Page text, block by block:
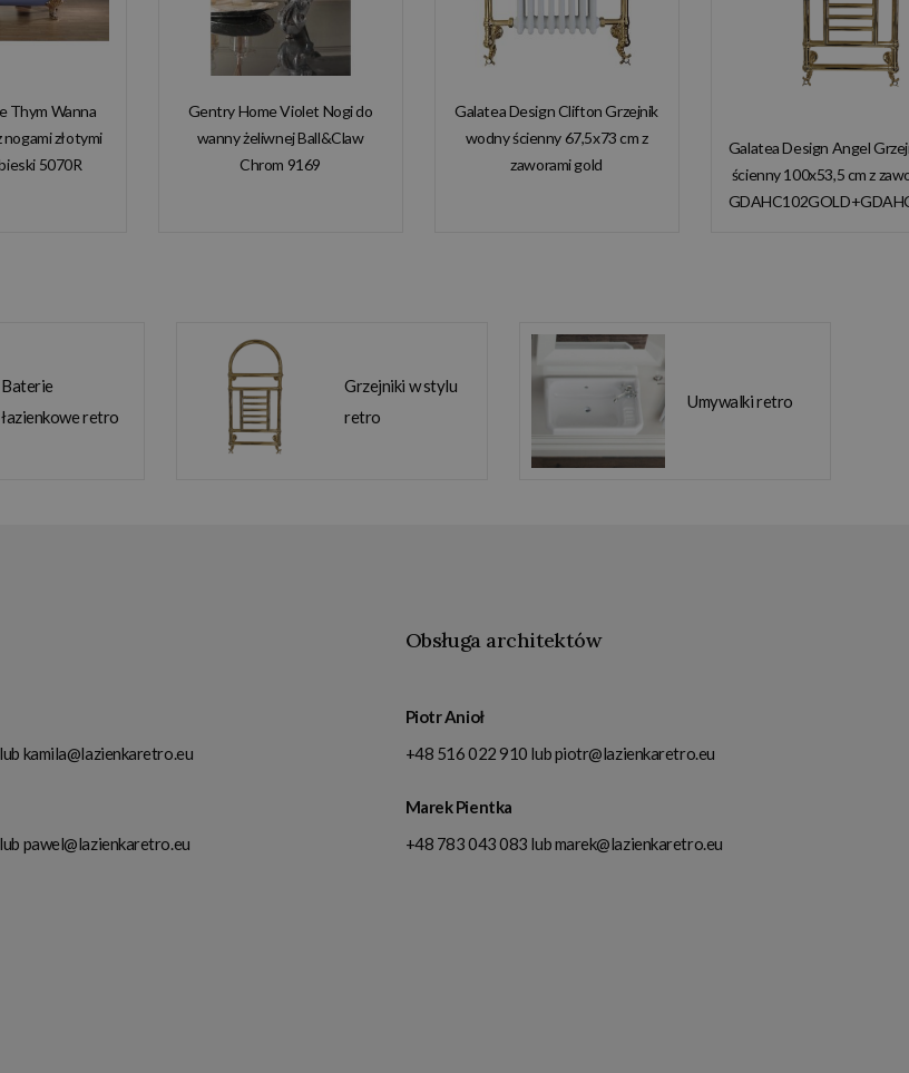
Thym Wanna
złotymi
5070R
Gentry Home Violet Nogi do
wanny żeliwnej Ball&Claw
Chrom 9169
Galatea Design Clifton Grzejnik
wodny ścienny 67,5x73 cm z
zaworami gold
Galatea Design Angel
ścienny 100x53,5 cm z
Baterie
łazienkowe retro
Grzejniki w stylu
retro
Umywalki retro
lub kamila@lazienkaretro.eu
lub pawel@lazienkaretro.eu
Obsługa architektów
Piotr Anioł
+48 516 022 910 lubpiotr@lazienkaretro.eu
Marek Pientka
+48 783 043 083 lubmarek@lazienkaretro.eu